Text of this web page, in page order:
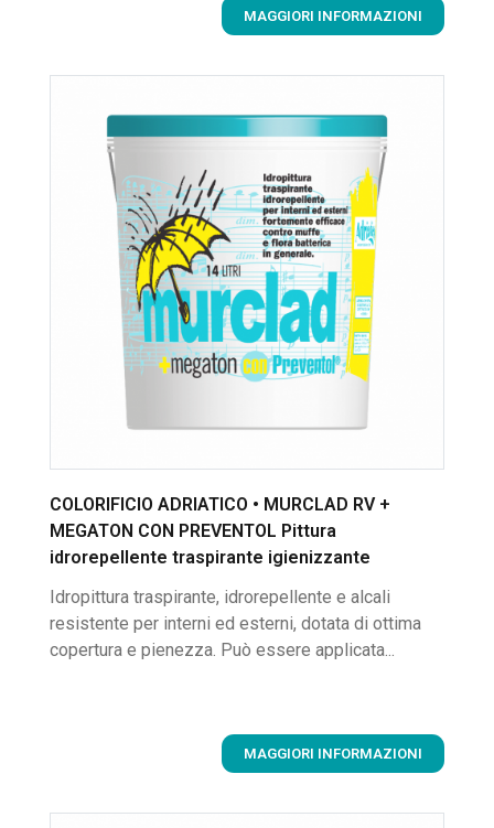
MAGGIORI INFORMAZIONI
COLORIFICIO ADRIATICO • MURCLAD RV +
MEGATON CON PREVENTOL Pittura
idrorepellente traspirante igienizzante
Idropittura traspirante, idrorepellente e alcali
resistente per interni ed esterni, dotata di ottima
copertura e pienezza. Può essere applicata...
MAGGIORI INFORMAZIONI